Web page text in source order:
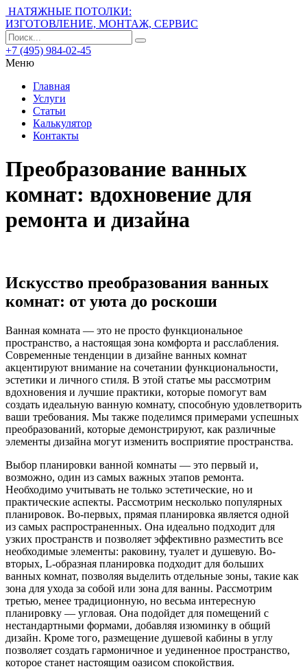
НАТЯЖНЫЕ ПОТОЛКИ:
ИЗГОТОВЛЕНИЕ, МОНТАЖ, СЕРВИС
+7 (495) 984-02-45
Меню
Главная
Услуги
Статьи
Калькулятор
Контакты
Преобразование ванных
комнат: вдохновение для
ремонта и дизайна
Искусство преобразования ванных
комнат: от уюта до роскоши
Ванная комната — это не просто функциональное
пространство, а настоящая зона комфорта и расслабления.
Современные тенденции в дизайне ванных комнат
акцентируют внимание на сочетании функциональности,
эстетики и личного стиля. В этой статье мы рассмотрим
вдохновения и лучшие практики, которые помогут вам
создать идеальную ванную комнату, способную удовлетворить
ваши требования. Мы также поделимся примерами успешных
преобразований, которые демонстрируют, как различные
элементы дизайна могут изменить восприятие пространства.
Выбор планировки ванной комнаты — это первый и,
возможно, один из самых важных этапов ремонта.
Необходимо учитывать не только эстетические, но и
практические аспекты. Рассмотрим несколько популярных
планировок. Во-первых, прямая планировка является одной
из самых распространенных. Она идеально подходит для
узких пространств и позволяет эффективно разместить все
необходимые элементы: раковину, туалет и душевую. Во-
вторых, L-образная планировка подходит для больших
ванных комнат, позволяя выделить отдельные зоны, такие как
зона для ухода за собой или зона для ванны. Рассмотрим
третью, менее традиционную, но весьма интересную
планировку — угловая. Она подойдет для помещений с
нестандартными формами, добавляя изюминку в общий
дизайн. Кроме того, размещение душевой кабины в углу
позволяет создать гармоничное и уединенное пространство,
которое станет настоящим оазисом спокойствия.